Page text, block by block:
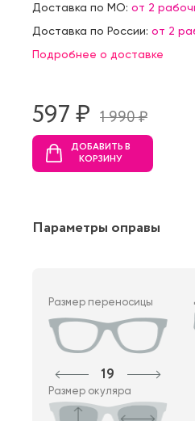
Доставка по МО: от 2
Доставка по России: от 2
Подробнее о доставке
597 ₷ 1 990 ₷
ДОБАВИТЬ В
КОРЗИНУ
Параметры оправы
Размер переносицы
19
Размер окуляра